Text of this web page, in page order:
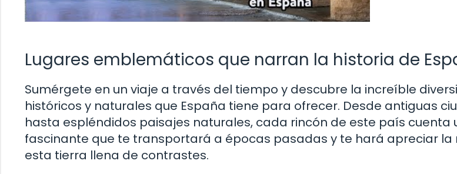
Lugares emblemáticos que narran la historia de
Sumérgete en un viaje a través del tiempo y descubre la increíble
históricos y naturales que España tiene para ofrecer. Desde antiguas
hasta espléndidos paisajes naturales, cada rincón de este país cuenta
fascinante que te transportará a épocas pasadas y te hará apreciar la
esta tierra llena de contrastes.